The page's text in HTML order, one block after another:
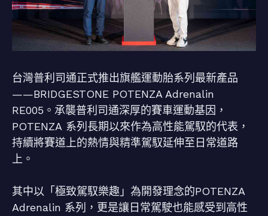
台灣普利司通正式推出旗艦運動胎系列最新產品
——BRIDGESTONE POTENZA Adrenalin
RE005。承襲普利司通深厚的賽車運動基因，
POTENZA 系列長期以來作為高性能駕馭的代表，
持續將賽道上的熱情與精準駕馭延伸至日常道路
上。
其中以「極致駕馭樂趣」為開發理念的POTENZA
Adrenalin 系列，更是讓日常駕駛也能感受到高性